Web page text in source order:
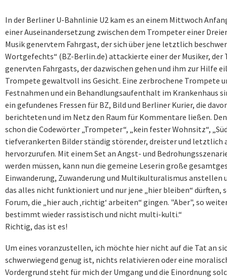
In der Berliner U-Bahnlinie U2 kam es an einem Mittwoch
einer Auseinandersetzung zwischen dem Trompeter einer
Musik genervtem Fahrgast, der sich über jene letztlich
Wortgefechts“ (BZ-Berlin.de) attackierte einer der Musiker,
genervten Fahrgasts, der dazwischen gehen und ihm zur Hilfe
Trompete gewaltvoll ins Gesicht. Eine zerbrochene Trompete
Festnahmen und ein Behandlungsaufenthalt im Krankenhaus
ein gefundenes Fressen für BZ, Bild und Berliner Kurier, die
berichteten und im Netz den Raum für Kommentare ließen.
schon die Codewörter „Trompeter“, „kein fester Wohnsitz“,
tiefverankerten Bilder ständig störender, dreister und
hervorzurufen. Mit einem Set an Angst- und
werden müssen, kann nun die gemeine Leserin große
Einwanderung, Zuwanderung und Multikulturalismus anstellen
das alles nicht funktioniert und nur jene „hier bleiben“ dürften,
Forum, die „hier auch ‚richtig‘ arbeiten“ gingen. "Aber", so
bestimmt wieder rassistisch und nicht multi-kulti.“
Richtig, das ist es!
Um eines voranzustellen, ich möchte hier nicht auf die Tat an
schwerwiegend genug ist, nichts relativieren oder eine
Vordergrund steht für mich der Umgang und die Einordnung